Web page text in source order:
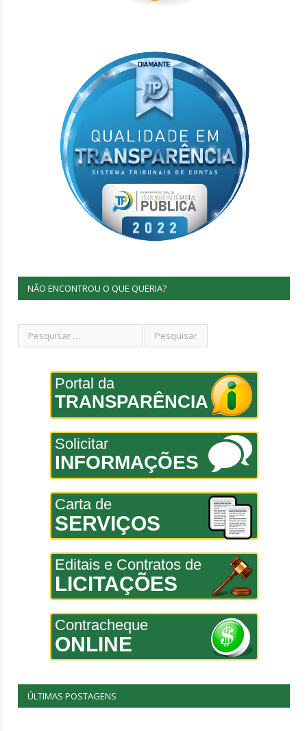
NÃO ENCONTROU O QUE QUERIA?
Portal da
TRANSPARÊNCIA
Solicitar
INFORMAÇÕES
Carta de
SERVIÇOS
Editais e Contratos de
LICITAÇÕES
Contracheque
ONLINE
ÚLTIMAS POSTAGENS